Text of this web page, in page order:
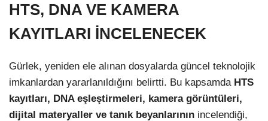
HTS, DNA VE KAMERA
KAYITLARI İNCELENECEK
Gürlek, yeniden ele alınan dosyalarda güncel teknolojik
imkanlardan yararlanıldığını belirtti. Bu kapsamda HTS
kayıtları, DNA eşleştirmeleri, kamera görüntüleri,
dijital materyaller ve tanık beyanlarının incelendiği,